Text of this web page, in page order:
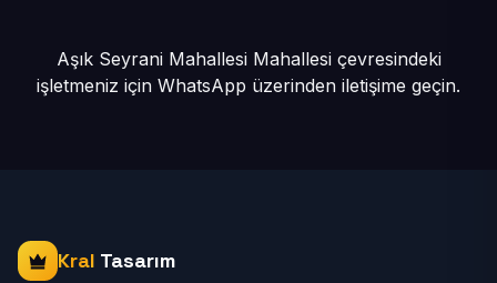
Aşık Seyrani Mahallesi Mahallesi çevresindeki
işletmeniz için WhatsApp üzerinden iletişime geçin.
Kral Tasarım